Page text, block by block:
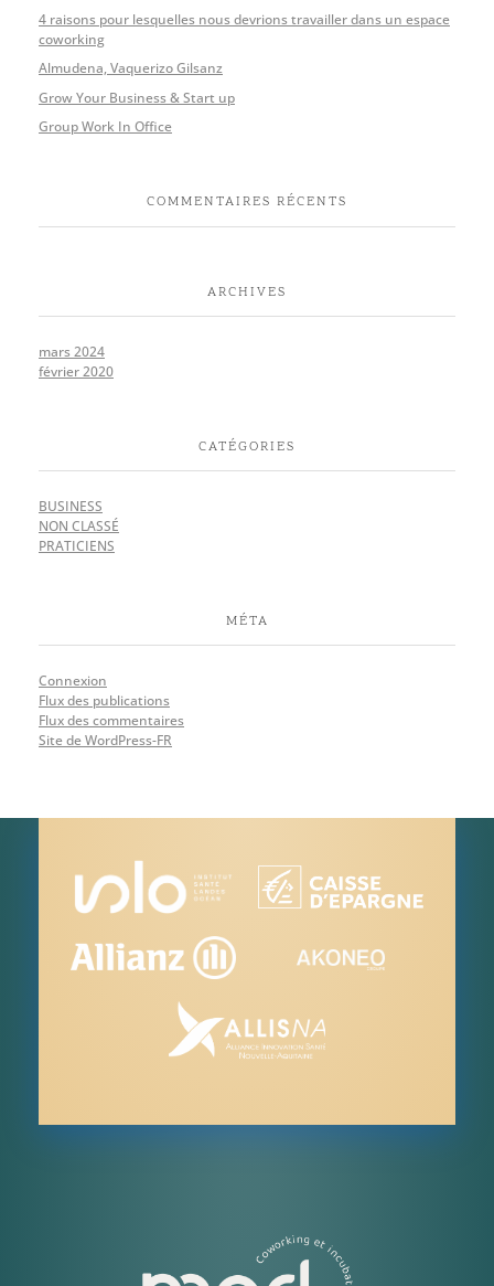
4 raisons pour lesquelles nous devrions travailler dans un espace
coworking
Almudena, Vaquerizo Gilsanz
Grow Your Business & Start up
Group Work In Office
COMMENTAIRES RÉCENTS
ARCHIVES
mars 2024
février 2020
CATÉGORIES
BUSINESS
NON CLASSÉ
PRATICIENS
MÉTA
Connexion
Flux des publications
Flux des commentaires
Site de WordPress-FR